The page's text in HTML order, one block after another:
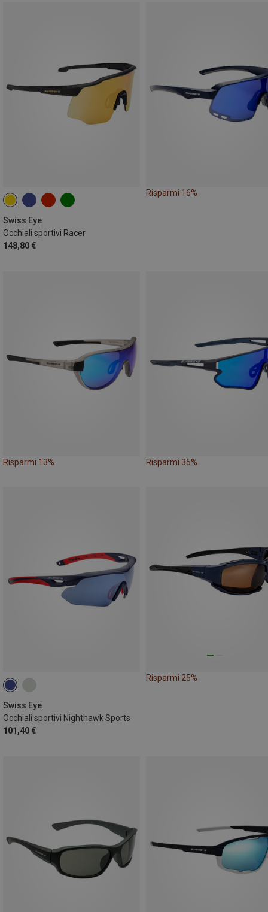
Swiss Eye
Occhiali sportivi Racer
148,80 €
Risparmi 16%
Risparmi 13% Risparmi 35%
Swiss Eye
Occhiali sportivi Nighthawk Sports
101,40 €
Risparmi 25%